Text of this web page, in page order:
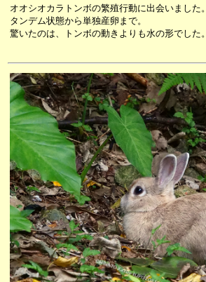
オオシオカラトンボの繁殖行動に出会いました。
タンデム状態から単独産卵まで。
驚いたのは、トンボの動きよりも水の形でした。